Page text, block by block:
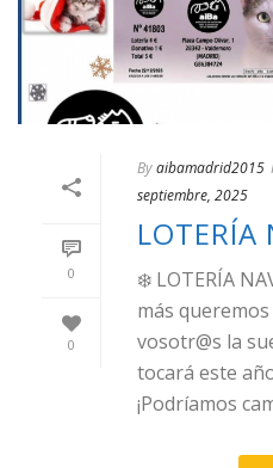
0
0
Byaibamadrid2015
septiembre, 2025
LOTERÍA
❄️ LOTERÍA
más
vosotr@s la
tocará este
¡Podríamos